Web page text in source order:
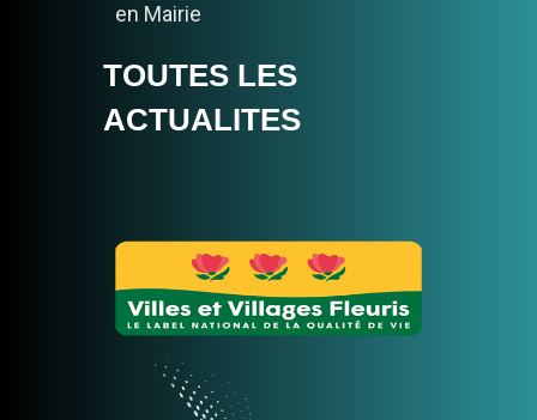
en Mairie
ARRETE DE
PROTECTION DES
CHAMPILLON en
AFFICHE
Pour commander:
https://www.monafficheadoree.com/
champillon/
TOUTES LES
ACTUALITES